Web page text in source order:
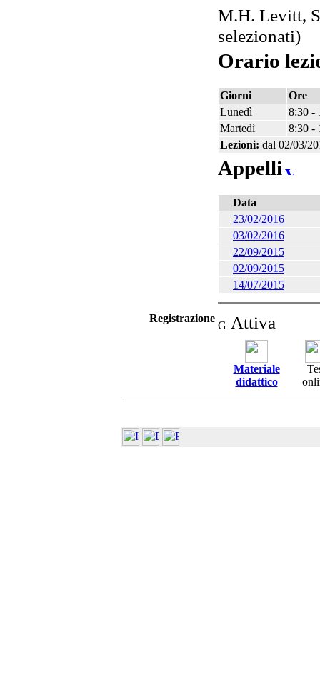
M.H. Levitt,
selezionati)
Orario
Giorni
Ore
Lunedì
8:30 -
Martedì
8:30 -
Lezioni: dal 02/03/
Appelli
Data
23/02/2016
03/02/2016
22/09/2015
02/09/2015
14/07/2015
Registrazione Attiva
Materiale
didattico